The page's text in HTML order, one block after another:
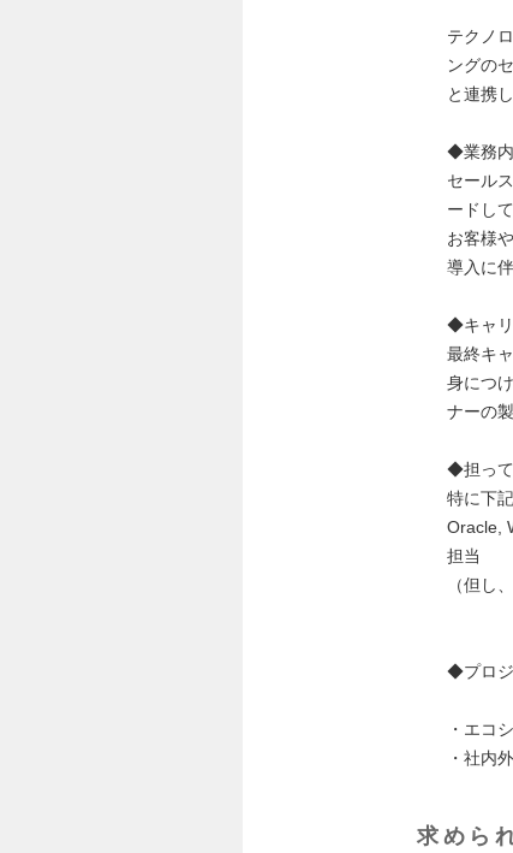
テクノ
ングの
と連携
◆業務
セール
ードし
お客様
導入に
◆キャリ
最終キ
身につ
ナーの
◆担って
特に下
Oracle,
担当
（但し
◆プロジ
・エコ
・社内
求めら